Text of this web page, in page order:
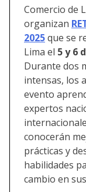
Comercio de
organizan
2025que se
Lima el 5 y 6
Durante dos
intensas, los
evento
expertos
conocerán
prácticas y
habilidades
cambio en